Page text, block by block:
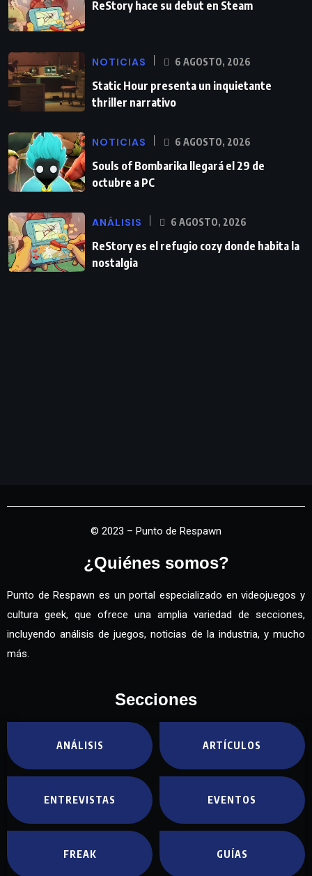
ReStory hace su debut en Steam
NOTICIAS 6 AGOSTO, 2026
Static Hour presenta un inquietante
thriller narrativo
NOTICIAS 6 AGOSTO, 2026
Souls of Bombarika llegará el 29 de
octubre a PC
ANÁLISIS 6 AGOSTO, 2026
ReStory es el refugio cozy donde habita la
nostalgia
© 2023 – Punto de Respawn
¿Quiénes somos?
Punto de Respawn es un portal especializado en videojuegos y
cultura geek, que ofrece una amplia variedad de secciones,
incluyendo análisis de juegos, noticias de la industria, y mucho
más.
Secciones
ANÁLISIS ARTÍCULOS
ENTREVISTAS EVENTOS
FREAK GUÍAS